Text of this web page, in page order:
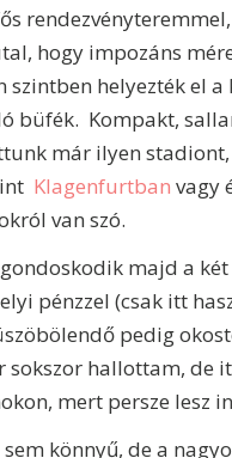
hogy impozáns
szintben helyezték el
büfék. Kompakt,
már ilyen
Klagenfurtban vagy
van szó.
majd a
pénzzel (csak itt
pedig
hallottam, de
mert persze lesz
könnyű, de a